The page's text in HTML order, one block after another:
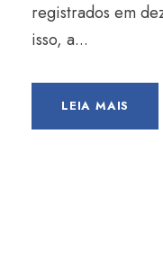
registrados em
isso, a...
LEIA MAIS